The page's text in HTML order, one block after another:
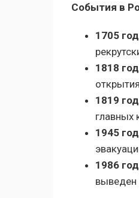
События в
1705
1818
1819
главных
1945
1986
выведен